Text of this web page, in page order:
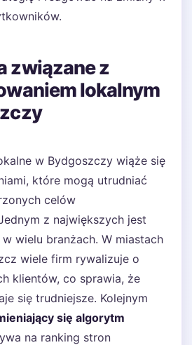
związane z
lokalnym
w Bydgoszczy wiąże się
które mogą utrudniać
celów
z największych jest
w wielu branżach. W miastach
wiele firm rywalizuje o
klientów, co sprawia, że
się trudniejsze. Kolejnym
się algorytm
na ranking stron